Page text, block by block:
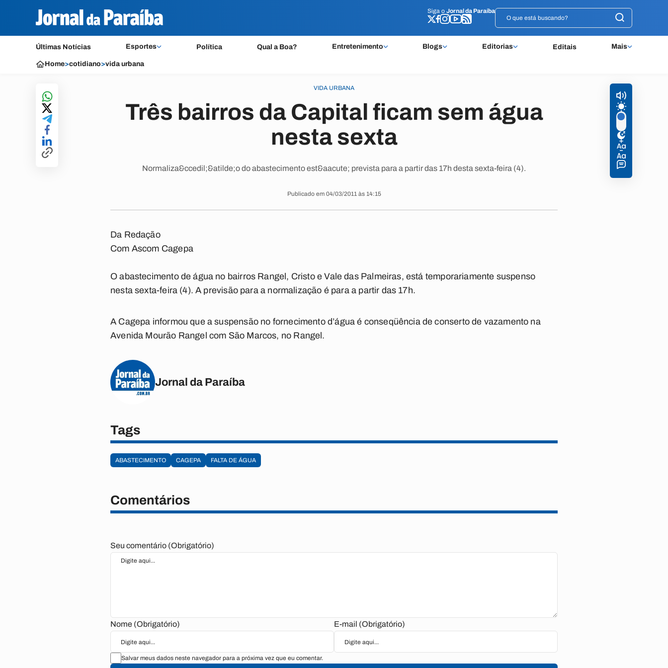
Siga o Jornal da Paraíba
Últimas Notícias Esportes Política Qual a Boa? Entretenimento Blogs Editorias Editais Mais
Siga o Jornal da Paraíba
Home>cotidiano>vida urbana
VIDA URBANA
Três bairros da Capital ficam sem água
nesta sexta
Normaliza&ccedil;&atilde;o do abastecimento est&aacute; prevista para a partir das 17h desta sexta-feira (4).
Publicado em 04/03/2011 às 14:15
Da Redação
Com Ascom Cagepa
O abastecimento de água no bairros Rangel, Cristo e Vale das Palmeiras, está temporariamente suspenso
nesta sexta-feira (4). A previsão para a normalização é para a partir das 17h.
A Cagepa informou que a suspensão no fornecimento d’água é conseqüência de conserto de vazamento na
Avenida Mourão Rangel com São Marcos, no Rangel.
Jornal da Paraíba
Tags
ABASTECIMENTO CAGEPA FALTA DE ÁGUA
Comentários
Seu comentário (Obrigatório)
Nome (Obrigatório) E-mail (Obrigatório)
Salvar meus dados neste navegador para a próxima vez que eu comentar.